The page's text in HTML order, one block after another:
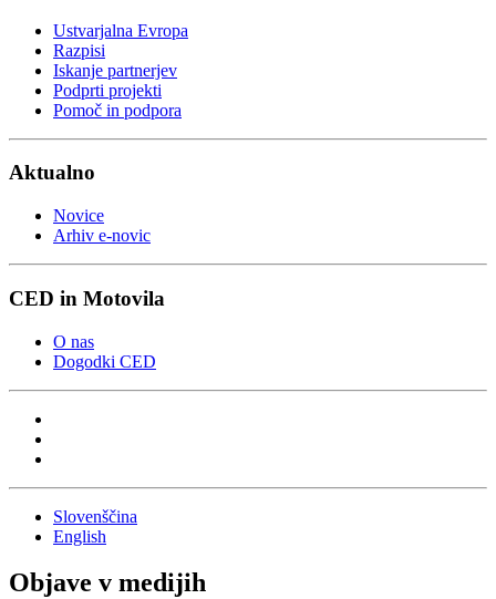
Ustvarjalna Evropa
Razpisi
Iskanje partnerjev
Podprti projekti
Pomoč in podpora
Aktualno
Novice
Arhiv e-novic
CED in Motovila
O nas
Dogodki CED
Slovenščina
English
Objave v medijih